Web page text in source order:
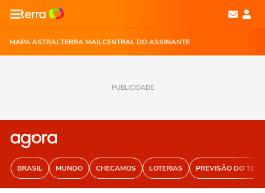
MAPA ASTRALTERRA MAILCENTRAL DO ASSINANTE
PUBLICIDADE
BRASIL MUNDO CHECAMOS LOTERIAS PREVISÃO DO